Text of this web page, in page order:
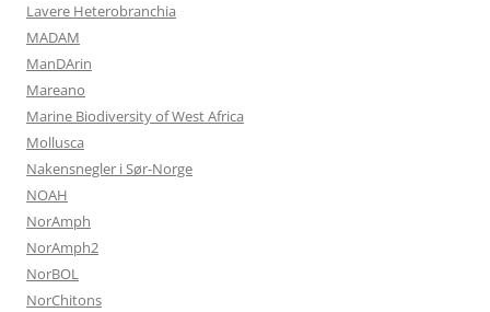
Lavere Heterobranchia
MADAM
ManDArin
Mareano
Marine Biodiversity of West Africa
Mollusca
Nakensnegler i Sør-Norge
NOAH
NorAmph
NorAmph2
NorBOL
NorChitons